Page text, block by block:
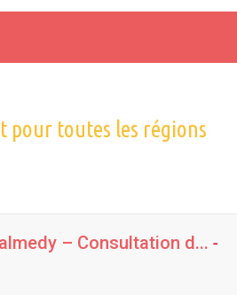
pour toutes les régions
– Consultation d... -